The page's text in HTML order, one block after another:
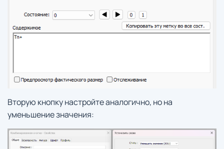
Вторую кнопку настройте аналогично, но на
уменьшение значения: